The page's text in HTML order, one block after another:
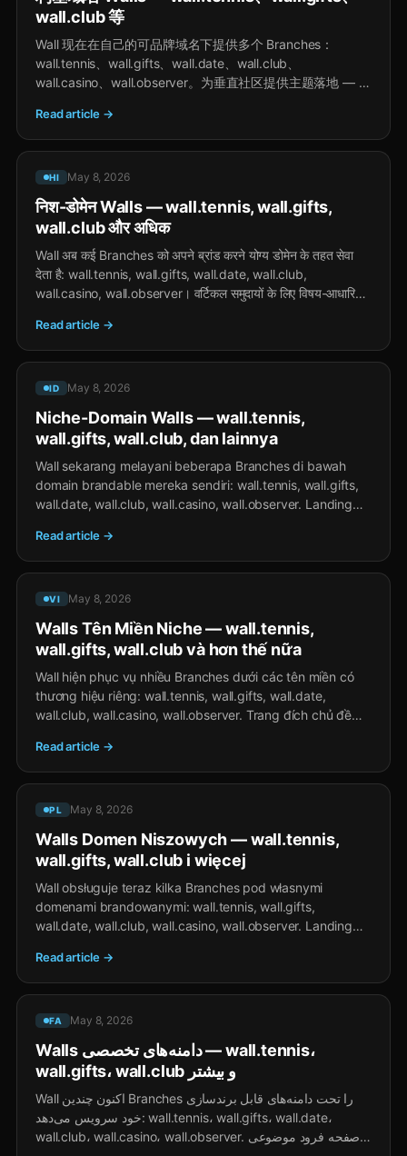
wall.club 等
Wall 现在在自己的可品牌域名下提供多个 Branches：
wall.tennis、wall.gifts、wall.date、wall.club、
wall.casino、wall.observer。为垂直社区提供主题落地 — 下
Read article →
HI May 8, 2026
निश-डोमेन Walls — wall.tennis, wall.gifts,
wall.club और अधिक
Wall अब कई Branches को अपने ब्रांड करने योग्य डोमेन के तहत सेवा
देता है: wall.tennis, wall.gifts, wall.date, wall.club,
wall.casino, wall.observer। वर्टिकल समुदायों के लिए विषय-आधारित
Read article →
ID May 8, 2026
Niche-Domain Walls — wall.tennis,
wall.gifts, wall.club, dan lainnya
Wall sekarang melayani beberapa Branches di bawah
domain brandable mereka sendiri: wall.tennis, wall.gifts,
wall.date, wall.club, wall.casino, wall.observer. Landing
di bawahnya.
Read article →
VI May 8, 2026
Walls Tên Miền Niche — wall.tennis,
wall.gifts, wall.club và hơn thế nữa
Wall hiện phục vụ nhiều Branches dưới các tên miền có
thương hiệu riêng: wall.tennis, wall.gifts, wall.date,
wall.club, wall.casino, wall.observer. Trang đích chủ đề
Read article →
PL May 8, 2026
Walls Domen Niszowych — wall.tennis,
wall.gifts, wall.club i więcej
Wall obsługuje teraz kilka Branches pod własnymi
domenami brandowanymi: wall.tennis, wall.gifts,
wall.date, wall.club, wall.casino, wall.observer. Landing
Wall feed pod spodem.
Read article →
FA May 8, 2026
Walls دامنه‌های تخصصی — wall.tennis،
wall.gifts، wall.club و بیشتر
Wall اکنون چندین Branches را تحت دامنه‌های قابل برندسازی
خود سرویس می‌دهد: wall.tennis، wall.gifts، wall.date،
wall.club، wall.casino، wall.observer. صفحه فرود موضوعی